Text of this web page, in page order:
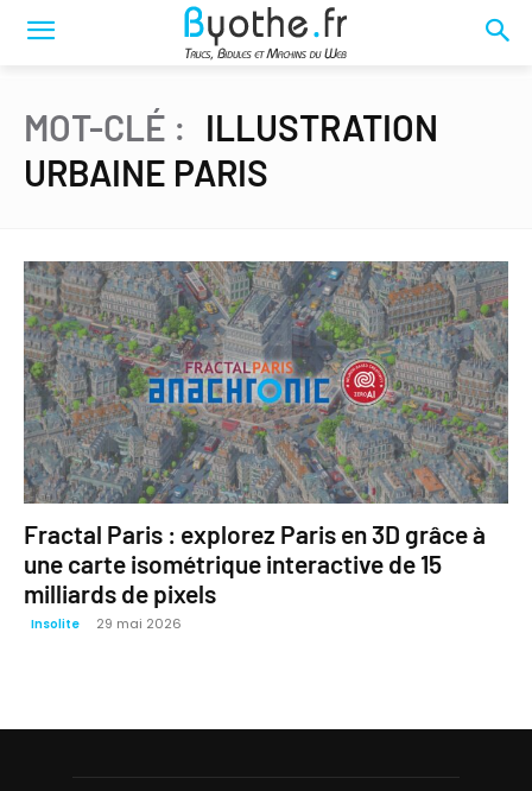
MOT-CLÉ : ILLUSTRATION
URBAINE PARIS
Fractal Paris : explorez Paris en 3D grâce à
une carte isométrique interactive de 15
milliards de pixels
Insolite 29 mai 2026